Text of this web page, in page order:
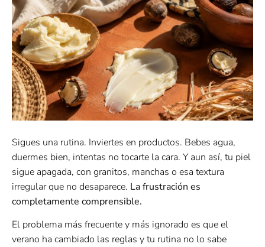
Sigues una rutina. Inviertes en productos. Bebes agua,
duermes bien, intentas no tocarte la cara. Y aun así, tu piel
sigue apagada, con granitos, manchas o esa textura
irregular que no desaparece. La frustración es
completamente comprensible.
El problema más frecuente y más ignorado es que el
verano ha cambiado las reglas y tu rutina no lo sabe